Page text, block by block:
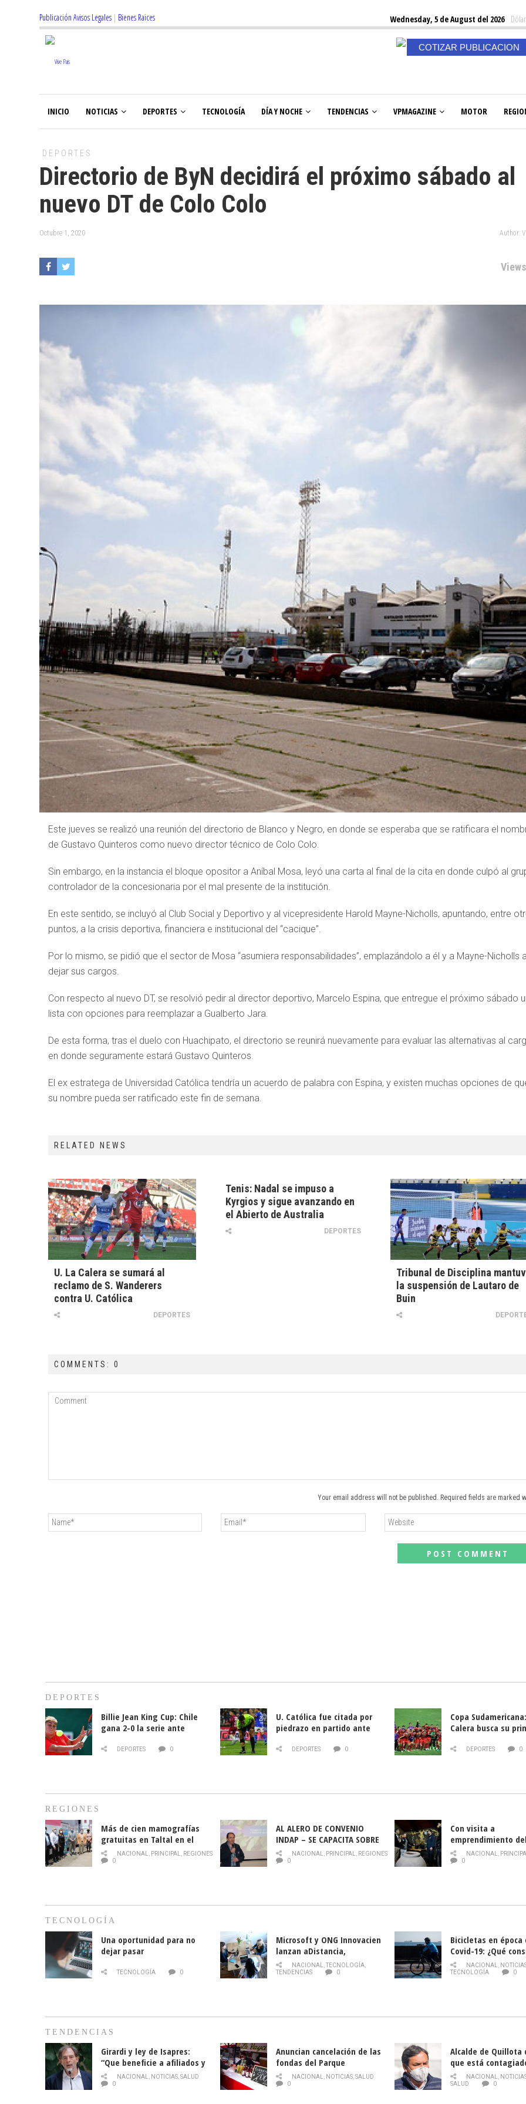
Publicación Avisos Legales | Bienes Raices Wednesday, 5 de August del 2026
COTIZAR PUBLICACION
INICIO NOTICIAS DEPORTES TECNOLOGÍA DÍA Y NOCHE TENDENCIAS VPMAGAZINE MOTOR
DEPORTES
Directorio de ByN decidirá el próximo sábado al
nuevo DT de Colo Colo
Octubre 1, 2020 Author:
Este jueves se realizó una reunión del directorio de Blanco y Negro, en donde se esperaba que se ratificara el
de Gustavo Quinteros como nuevo director técnico de Colo Colo.
Sin embargo, en la instancia el bloque opositor a Aníbal Mosa, leyó una carta al final de la cita en donde culpó al
controlador de la concesionaria por el mal presente de la institución.
En este sentido, se incluyó al Club Social y Deportivo y al vicepresidente Harold Mayne-Nicholls, apuntando, entre
puntos, a la crisis deportiva, financiera e institucional del “cacique”.
Por lo mismo, se pidió que el sector de Mosa “asumiera responsabilidades”, emplazándolo a él y a Mayne-Nicholls a
dejar sus cargos.
Con respecto al nuevo DT, se resolvió pedir al director deportivo, Marcelo Espina, que entregue el próximo sábado
lista con opciones para reemplazar a Gualberto Jara.
De esta forma, tras el duelo con Huachipato, el directorio se reunirá nuevamente para evaluar las alternativas al
en donde seguramente estará Gustavo Quinteros.
El ex estratega de Universidad Católica tendría un acuerdo de palabra con Espina, y existen muchas opciones de
su nombre pueda ser ratificado este fin de semana.
RELATED NEWS
U. La Calera se sumará al
reclamo de S. Wanderers
contra U. Católica
DEPORTES
Tenis: Nadal se impuso a
Kyrgios y sigue avanzando en
el Abierto de Australia
DEPORTES
Tribunal de Disciplina
la suspensión de Lautaro de
Buin
COMMENTS: 0
Your email address will not be published. Required fields are marked
DEPORTES
Billie Jean King Cup: Chile
gana 2-0 la serie ante
DEPORTES 0
U. Católica fue citada por
piedrazo en partido ante
DEPORTES 0
Copa
Calera busca su
DEPORTES 0
REGIONES
Más de cien mamografías
gratuitas en Taltal en el
mes de la prevención del
cáncer de mama
NACIONAL, PRINCIPAL, REGIONES
0
AL ALERO DE CONVENIO
INDAP – SE CAPACITA SOBRE
PLAGA DROSOPHILA SUZUKII
NACIONAL, PRINCIPAL, REGIONES
0
Con visita a
emprendimiento
y llamado al
historia campesina
NACIONAL,
0
TECNOLOGÍA
Una oportunidad para no
dejar pasar
TECNOLOGÍA 0
Microsoft y ONG Innovacien
lanzan aDistancia,
plataforma con cursos
gratuitos online sobre
NACIONAL,TECNOLOGÍA,
TENDENCIAS
0
Bicicletas en época
Covid-19: ¿Qué
momento de
NACIONAL,
TECNOLOGÍA
0
TENDENCIAS
Girardi y ley de Isapres:
“Que beneficie a afiliados y
no legalice el abuso”
NACIONAL, NOTICIAS,SALUD
0
Anuncian cancelación de las
fondas del Parque
O’Higgins debido al
coronavirus
NACIONAL, NOTICIAS,SALUD
0
Alcalde de Quillota
que está
COVID-19
NACIONAL,
SALUD
0